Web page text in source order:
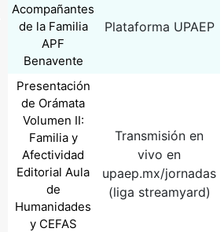
Acompañantes
de la Familia
APF
Benavente
Plataforma UPAEP
Presentación
de Orámata
Volumen II:
Familia y
Afectividad
Editorial Aula
de
Humanidades
y CEFAS
Transmisión en
vivo en
upaep.mx/jornadas
(liga streamyard)